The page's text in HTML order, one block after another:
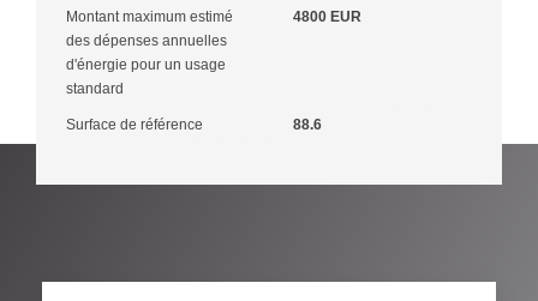
Montant maximum estimé
des dépenses annuelles
d'énergie pour un usage
standard
4800 EUR
Surface de référence 88.6